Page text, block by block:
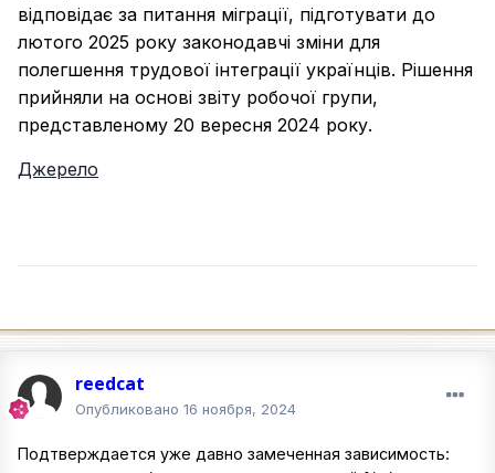
відповідає за питання міграції, підготувати до
лютого 2025 року законодавчі зміни для
полегшення трудової інтеграції українців. Рішення
прийняли на основі звіту робочої групи,
представленому 20 вересня 2024 року.
Джерело
reedcat
Опубликовано 16 ноября, 2024
Подтверждается уже давно замеченная зависимость: